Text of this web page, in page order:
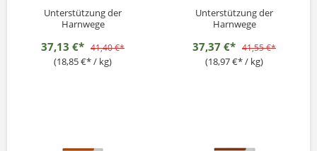
Ragout Huhn 24x82g
Unterstützung der
Harnwege
37,13 €* 41,40 €*
(18,85 €* / kg)
Ragout Thunfisch
24x82g
Unterstützung der
Harnwege
37,37 €* 41,55 €*
(18,97 €* / kg)